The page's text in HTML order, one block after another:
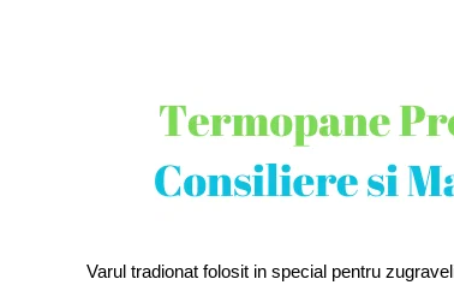
Varul tradionat folosit in special pentru